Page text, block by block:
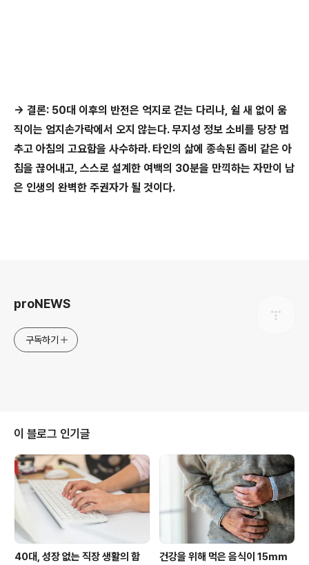
→ 결론: 50대 이후의 반전은 억지로 걷는 다리나, 쉴 새 없이 움
직이는 엄지손가락에서 오지 않는다. 무지성 정보 소비를 당장 멈
추고 아침의 고요함을 사수하라. 타인의 삶에 종속된 좀비 같은 아
침을 끊어내고, 스스로 설계한 여백의 30분을 만끽하는 자만이 남
은 인생의 완벽한 주권자가 될 것이다.
proNEWS
구독하기
이 블로그 인기글
40대, 성장 없는 직장 생활의 함
건강을 위해 먹은 음식이 15mm